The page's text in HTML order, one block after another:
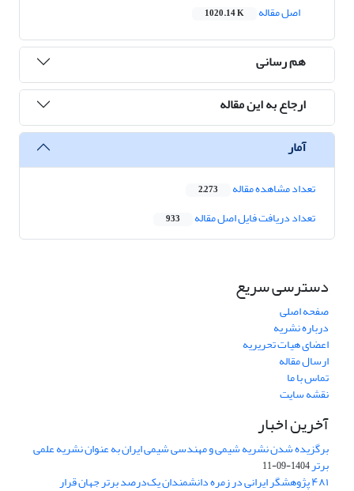
اصل مقاله
1020.14 K
هم رسانی
ارجاع به این مقاله
آمار
تعداد مشاهده مقاله 2,273
تعداد دریافت فایل اصل مقاله 933
دسترسی سریع
صفحه اصلی
درباره نشریه
اعضای هیات تحریریه
ارسال مقاله
تماس با ما
نقشه سایت
آخرین اخبار
برگزیده شدن نشریه شیمی و مهندسی شیمی ایران به عنوان نشریه علمی
برتر1404-09-11
۴۸۱ پژوهشگر ایرانی در زمره دانشمندان یک‌درصد برتر جهان قرار